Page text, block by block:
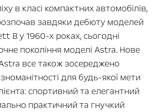
в класі компактних автомобілів,
завдяки дебюту моделей
B у 1960-х роках, сьогодні
покоління моделі Astra. Нове
все також зосереджено
для будь-якої мети
спортивний та елегантний
практичний та гнучкий